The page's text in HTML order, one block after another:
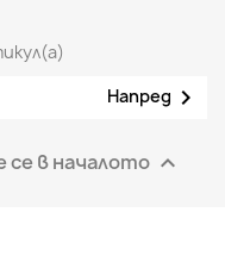
Напред 
се в началото 